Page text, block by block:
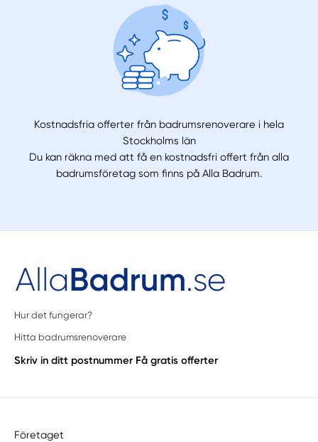
Kostnadsfria offerter från badrumsrenoverare i hela
Stockholms län
Du kan räkna med att få en kostnadsfri offert från alla
badrumsföretag som finns på Alla Badrum.
Hur det fungerar?
Hitta badrumsrenoverare
Skriv in ditt postnummer Få gratis offerter
Företaget